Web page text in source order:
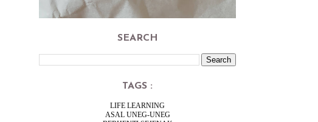
SEARCH
TAGS :
LIFE LEARNING
ASAL UNEG-UNEG